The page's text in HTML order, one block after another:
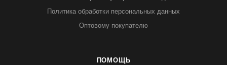
Политика обработки персональных данных
Оптовому покупателю
ПОМОЩЬ